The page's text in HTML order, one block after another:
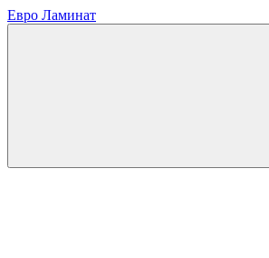
Евро Ламинат